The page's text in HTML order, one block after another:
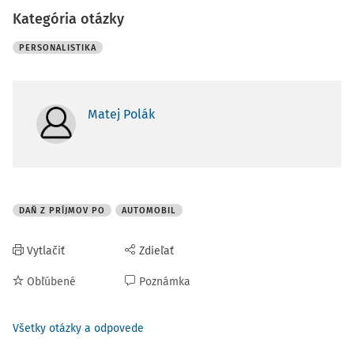
Kategória otázky
PERSONALISTIKA
Matej Polák
DAŇ Z PRÍJMOV PO AUTOMOBIL
Vytlačiť
Obľúbené
Zdieľať
Poznámka
Všetky otázky a odpovede